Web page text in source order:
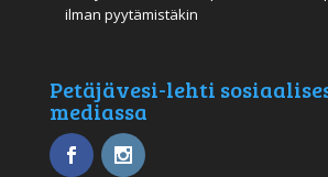
ilman pyytämistäkin
Petäjävesi-lehti
mediassa